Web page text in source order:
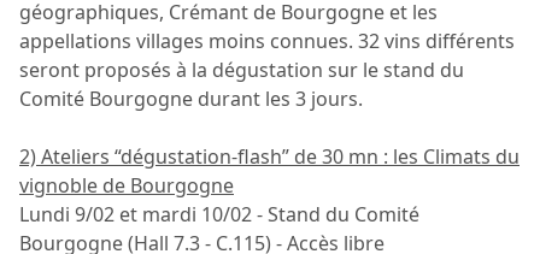
géographiques, Crémant de Bourgogne et les
appellations villages moins connues. 32 vins différents
seront proposés à la dégustation sur le stand du
Comité Bourgogne durant les 3 jours.
2) Ateliers “dégustation-flash” de 30 mn : les Climats du
vignoble de Bourgogne
Lundi 9/02 et mardi 10/02 - Stand du Comité
Bourgogne (Hall 7.3 - C.115) - Accès libre